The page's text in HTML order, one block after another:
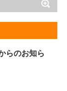
らのお知ら